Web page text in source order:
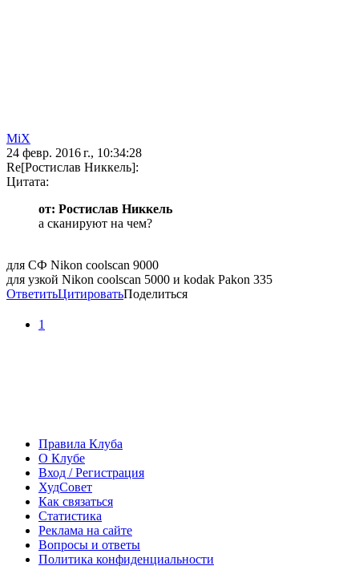
MiX
24 февр. 2016 г., 10:34:28
Re[Ростислав Никкель]:
Цитата:
от: Ростислав Никкель
а сканируют на чем?
для СФ Nikon coolscan 9000
для узкой Nikon coolscan 5000 и kodak Pakon 335
ОтветитьЦитироватьПоделиться
1
Правила Клуба
О Клубе
Вход / Регистрация
ХудСовет
Как связаться
Статистика
Реклама на сайте
Вопросы и ответы
Политика конфиденциальности